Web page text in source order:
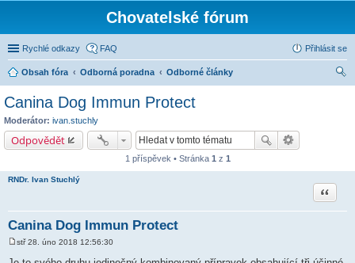
Chovatelské fórum
Rychlé odkazy FAQ Přihlásit se
Obsah fóra Odborná poradna
Odborné články
Canina Dog Immun Protect
Moderátor: ivan.stuchly
Odpovědět
1 příspěvek • Stránka 1 z 1
RNDr. Ivan Stuchlý
Canina Dog Immun Protect
Citace
stř 28. úno 2018 12:56:30